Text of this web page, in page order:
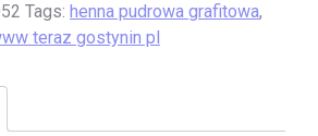
Tags: henna pudrowa grafitowa,
teraz gostynin pl